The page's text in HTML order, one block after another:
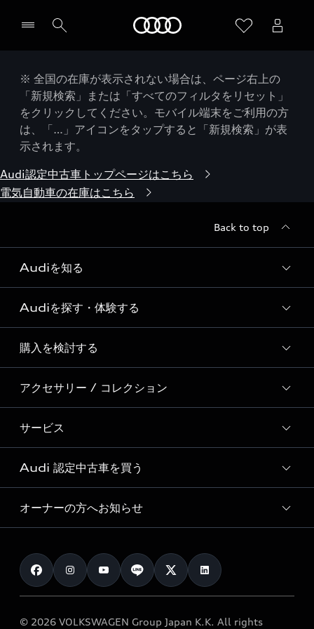
※ 全国の在庫が表示されない場合は、ページ右上の
「新規検索」または「すべてのフィルタをリセット」
をクリックしてください。モバイル端末をご利用の方
は、「…」アイコンをタップすると「新規検索」が表
示されます。
Audi認定中古車トップページはこちら
電気自動車の在庫はこちら
Back to top
Audiを知る
Audi ブランド
Story of Progress
Audi Sport
Formula 1®
デジタルサービス
Audiを探す・体験する
ディーラー検索
新車在庫検索
試乗車・展示車検索
見積もり依頼
試乗予約
購入を検討する
モデル一覧
特別仕様モデル / 限定モデル
e-tronラインアップ
価格シミュレーション
車両比較
カタログ一覧
アクセサリー / コレクション
純正アクセサリー
オンラインショップ
Audi collection
アウディナビアプリ
サービス
サービス入庫予約
サービスプログラム
メンテナンス
車検 / 定期点検
e-tronアフターサポート
Audi 認定中古車を買う
Audi認定中古車
クオリティ
保証
メンテナンス
オーナーの方へお知らせ
お知らせ
オーナー様向けキャンペーン
© 2026 VOLKSWAGEN Group Japan K.K. All rights